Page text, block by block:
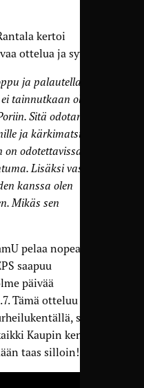
kertoi
ottelua ja syystä:
ja palautellaan
tainnutkaan olla
Sitä odotan
ja kärkimatsi. Siellä
on odotettavissa
Lisäksi vastassa
kanssa olen
Mikäs sen
pelaa nopeasti
saapuu
päivää
Tämä otteluu
sillä
Kaupin kentät
taas silloin!